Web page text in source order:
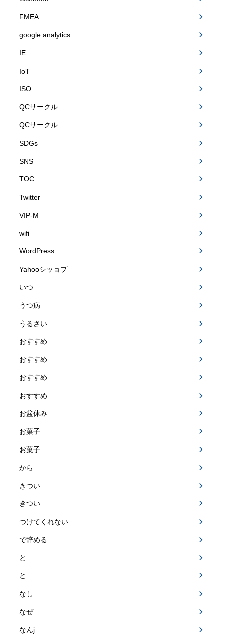
FMEA
google analytics
IE
IoT
ISO
QCサークル
QCサークル
SDGs
SNS
TOC
Twitter
VIP-M
wifi
WordPress
Yahooシッョプ
いつ
うつ病
うるさい
おすすめ
おすすめ
おすすめ
おすすめ
お盆休み
お菓子
お菓子
から
きつい
きつい
つけてくれない
で辞める
と
と
なし
なぜ
なんj